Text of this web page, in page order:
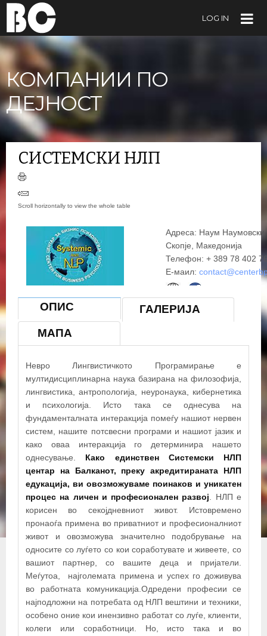
LOG IN
КОМПАНИИ ПО
ДЕЈНОСТ
СИСТЕМСКИ НЛП
Адреса: Наум Наумовски
Скопје, Македонија
Телефон: + 389 78 402
Е-маил:
ОПИС
ГАЛЕРИЈА
МАПА
Невро Лингвистичкото Програмирање е
мултидисциплинарна наука базирана на филозофија,
лингвистика, антропологија, неуронаука, кибернетика
и психологија. Исто така се однесува на
фундаменталната интеракција помеѓу нашиот нервен
систем, нашите потсвесни програми и нашиот јазик и
како оваа интеракција го детерминира нашето
однесување. Како единствен Системски НЛП
центар на Балканот, преку акредитираната НЛП
едукација, ви овозможуваме поинаков и уникатен
процес на личен и професионален развој . НЛП е
корисен во секојдневниот живот. Истовремено
пронаоѓа примена во приватниот и професионалниот
живот и овозможува значително подобрување на
односите со луѓето со кои соработувате и живеете, со
вашиот партнер, со вашите деца и пријатели.
Меѓутоа, најголемата примена и успех го доживува
во работната комуникација.Одредени професии се
најподложни на потребата од НЛП вештини и техники,
особено оние кои инензивно работат со луѓе, клиенти,
колеги или соработници. Но, исто така и во
СИСТЕМСКИ НЛП